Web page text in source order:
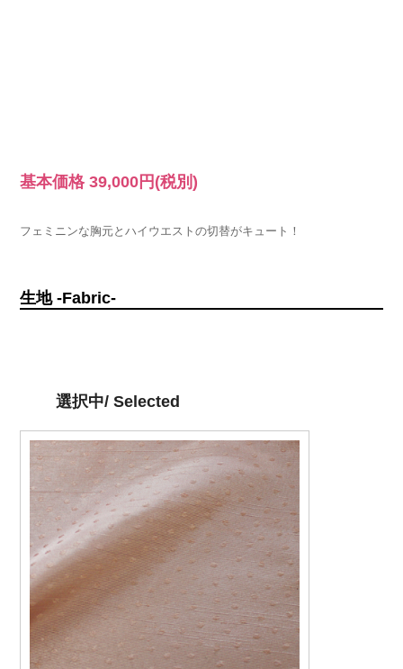
基本価格39,000円 (税別)
フェミニンな胸元とハイウエストの切替がキュート！
生地 -Fabric-
選択中/ Selected